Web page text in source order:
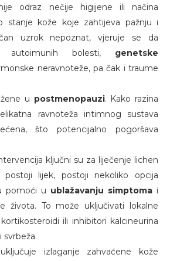
odraz nečije higijene ili načina
stanje kože koje zahtijeva pažnju i
uzrok nepoznat, vjeruje se da
autoimunih bolesti, genetske
neravnoteže, pa čak i traume
u postmenopauzi. Kako razina
ravnoteža intimnog sustava
što potencijalno pogoršava
ključni su za liječenje lichen
postoji lijek, postoji nekoliko opcija
pomoći u ublažavanju simptoma i
života. To može uključivati lokalne
ili inhibitori kalcineurina
svrbeža.
izlaganje zahvaćene kože